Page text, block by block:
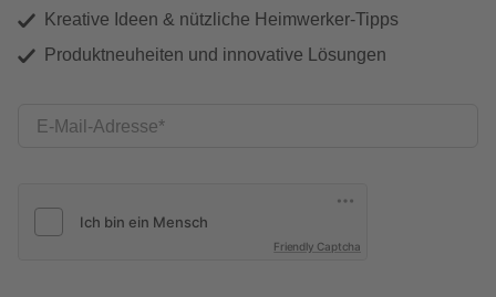
Kreative Ideen & nützliche Heimwerker-Tipps
Produktneuheiten und innovative Lösungen
E-Mail-Adresse
Friendly Captcha